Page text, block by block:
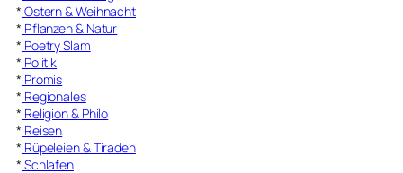
* Ostern & Weihnacht
* Pflanzen & Natur
* Poetry Slam
* Politik
* Promis
* Regionales
* Religion & Philo
* Reisen
* Rüpeleien & Tiraden
* Schlafen